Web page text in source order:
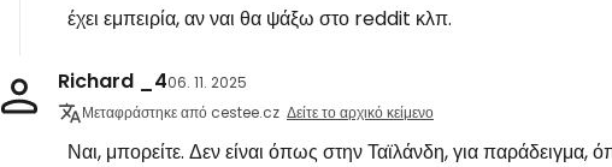
έχει εμπειρία, αν ναι θα ψάξω στο reddit κλπ.
Richard _406. 11. 2025
Μεταφράστηκε από cestee.cz Δείτε το αρχικό κείμενο
Ναι, μπορείτε. Δεν είναι όπως στην Ταϊλάνδη, για παράδειγμα,